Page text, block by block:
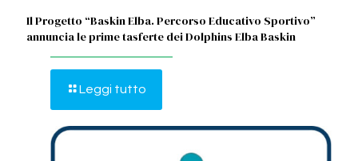
Il Progetto “Baskin Elba. Percorso Educativo Sportivo”
annuncia le prime tasferte dei Dolphins Elba Baskin
Leggi tutto